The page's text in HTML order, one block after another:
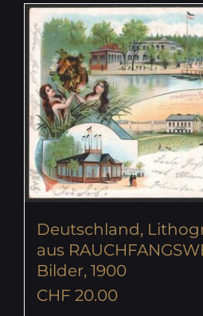
Deutschland,
aus
Bilder, 1900
CHF 20.00